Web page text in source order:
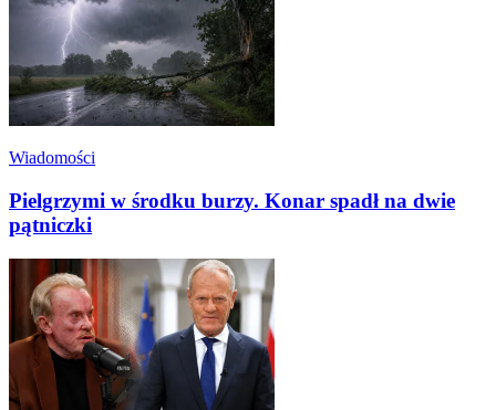
Wiadomości
Pielgrzymi w środku burzy. Konar spadł na dwie
pątniczki